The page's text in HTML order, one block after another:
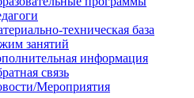
техническая база
занятий
информация
связь
Мероприятия